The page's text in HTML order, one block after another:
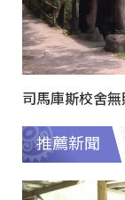
司馬庫斯校舍
推薦新聞